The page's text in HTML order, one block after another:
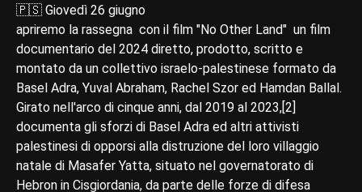
🇵🇸 Giovedì 26 giugno
apriremo la rassegna con il film "No Other Land" un film
documentario del 2024 diretto, prodotto, scritto e
montato da un collettivo israelo-palestinese formato da
Basel Adra, Yuval Abraham, Rachel Szor ed Hamdan Ballal.
Girato nell'arco di cinque anni, dal 2019 al 2023,[2]
documenta gli sforzi di Basel Adra ed altri attivisti
palestinesi di opporsi alla distruzione del loro villaggio
natale di Masafer Yatta, situato nel governatorato di
Hebron in Cisgiordania, da parte delle forze di difesa